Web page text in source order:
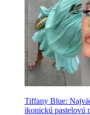
Tiffany Blue:
ikonickú pastelovú